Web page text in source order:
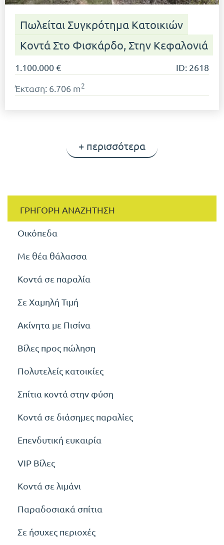
Πωλείται Συγκρότημα Κατοικιών
Κοντά Στο Φισκάρδο, Στην Κεφαλονιά
1.100.000 € ID: 2618
Έκταση: 6.706 m2
+ περισσότερα
Οικόπεδα
Με θέα θάλασσα
Κοντά σε παραλία
Σε Χαμηλή Τιμή
Ακίνητα με Πισίνα
Βίλες προς πώληση
Πολυτελείς κατοικίες
Σπίτια κοντά στην φύση
Κοντά σε διάσημες παραλίες
Επενδυτική ευκαιρία
VIP Βίλες
Κοντά σε λιμάνι
Παραδοσιακά σπίτια
Σε ήσυχες περιοχές